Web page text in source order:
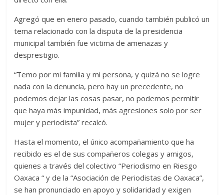
Agregó que en enero pasado, cuando también publicó un
tema relacionado con la disputa de la presidencia
municipal también fue victima de amenazas y
desprestigio.
“Temo por mi familia y mi persona, y quizá no se logre
nada con la denuncia, pero hay un precedente, no
podemos dejar las cosas pasar, no podemos permitir
que haya más impunidad, más agresiones solo por ser
mujer y periodista” recalcó.
Hasta el momento, el único acompañamiento que ha
recibido es el de sus compañeros colegas y amigos,
quienes a través del colectivo “Periodismo en Riesgo
Oaxaca “ y de la “Asociación de Periodistas de Oaxaca”,
se han pronunciado en apoyo y solidaridad y exigen